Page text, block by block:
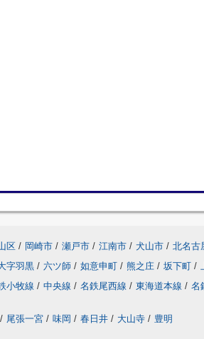
区 / 岡崎市 / 瀬戸市 / 江南市 / 犬山市 / 北名古
字羽黒 / 六ツ師 / 如意申町 / 熊之庄 / 坂下町 /
小牧線 / 中央線 / 名鉄尾西線 / 東海道本線 / 名
/ 尾張一宮 / 味岡 / 春日井 / 大山寺 / 豊明